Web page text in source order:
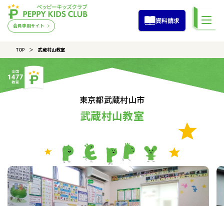
会員専用サイト
資料請求
TOP 武蔵村山教室
東京都武蔵村山市
武蔵村山教室